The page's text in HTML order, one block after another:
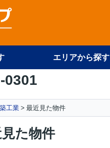
エリアから探す
0301
工業 最近見た物件
た物件